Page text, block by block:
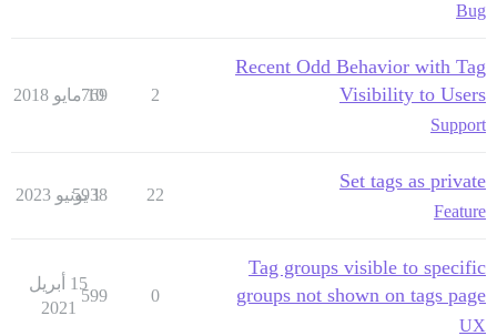
Bug
Recent Odd Behavior with Tag
Visibility to Users
Support
2
769
10 مايو 2018
Set tags as private
Feature
22
5938
1 يونيو 2023
Tag groups visible to specific
groups not shown on tags page
UX
0
599
15 أبريل
2021